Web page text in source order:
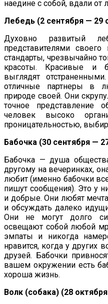
наедине с собой, вдали от
Лебедь (2 сентября — 29
Духовно развитый
представителями
стандарты, чрезвычайно
красоты. Красивые и
выглядят
отличные партнеры в
природе своей. Они
точное
человек высоко
проницательностью,
Бабочка (30 сентября —
Бабочка — душа
другому на вечеринках,
любит (именно бабочки
пишут сообщения). Это у
и добрые. Они любят
и обсуждать далеко
Они не могут долго
освещают собой любой
эмпаты и никогда
нравится, когда у других
друзей. Бабочки
вашем окружении есть
хороша жизнь.
Волк (собака) (28